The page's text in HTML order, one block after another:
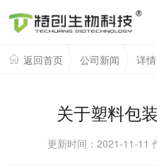
返回首页 公司新闻 详情
关于塑料包
更新时间：2021-11-11